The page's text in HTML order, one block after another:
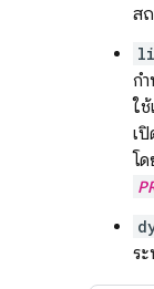
ส
ก
ใ
เ
โ
ร